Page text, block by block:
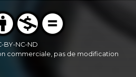
BY-NC-ND
commerciale, pas de modification